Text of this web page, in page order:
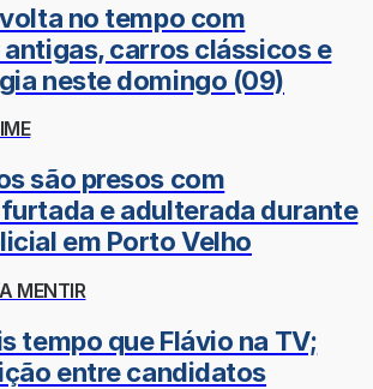
no tempo com
carros clássicos e
neste domingo (09)
são presos com
e adulterada durante
em Porto Velho
MENTIR
tempo que Flávio na TV;
entre candidatos